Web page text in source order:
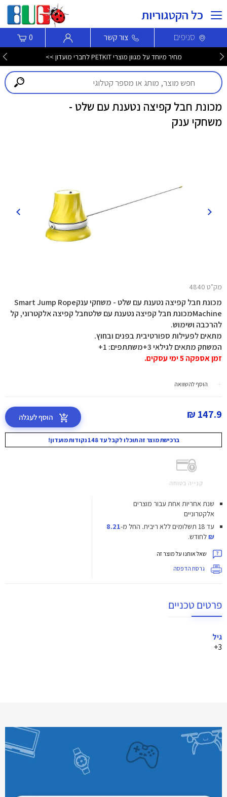
כל הקטגוריות
סניפים צור קשר 0
מחיר מיוחד על מגוון מוצרי PETKIT לחברי מועדון >>
מכונת חבל קפיצה נטענת עם שלט -
משחקי ענק
מק"ט 4840
מכונת חבל קפיצה נטענת עם שלט - משחקי ענקSmart Jump Rope
Machineמכונת חבל קפיצה נטענת עם שלטחבל קפיצה אלקטרוני, קל
להרכבה ושימוש.
מתאים לפעילות ספורטיבית בפנים ובחוץ.
המשחק מתאים לגילאי 3+משתתפים: 1+
זמן אספקה 5 ימי עסקים.
הוסף להשוואה
147.9 ₪ הוסף לעגלה
ברכישת מוצר זה תוכלו לקבל עד 148 נקודות מועדון!
קנייה בטוחה
שנת אחריות אחת עבור מוצרים
אלקטרוניים
עד 18 תשלומים ללא ריבית.
החל מ-8.21
₪לחודש.
שאל אותנו על מוצר זה
גרסת הדפסה
פרטים טכניים
גיל
3+